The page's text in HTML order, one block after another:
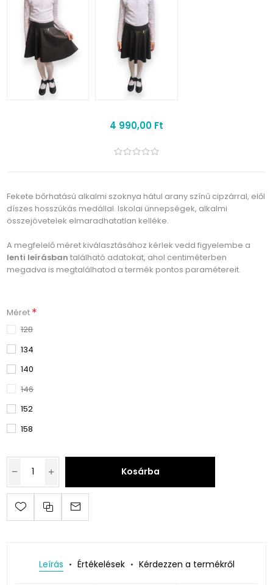
4 990,00 Ft
Fekete bőrhatású alkalmi szoknya hátul arany színű cipzárral, elől
díszes hosszúkás medállal. Iskolai ünnepségek, alkalmi
összejövetelek elmaradhatatlan kelléke.
A megfelelő méret kiválasztásához kérlek vedd figyelembe a
lenti leírásban található adatokat, ahol centiméterben
megadva is megtalálhatod a termék pontos paramétereit.
Méret *
128
134
140
146
152
158
Kosárba
Leírás Értékelések Kérdezzen a termékről